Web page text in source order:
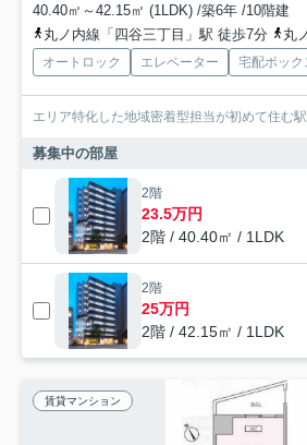
40.40㎡～42.15㎡ (1LDK) /築6年 /10階建
丸ノ内線「四谷三丁目」駅 徒歩7分
丸ノ
オートロック エレベーター 宅配ボック
エリア特化した地域密着型担当が初めて住む
募集中の部屋
2階
23.5万円
2階 / 40.40㎡ / 1LDK
2階
25万円
2階 / 42.15㎡ / 1LDK
賃貸マンション